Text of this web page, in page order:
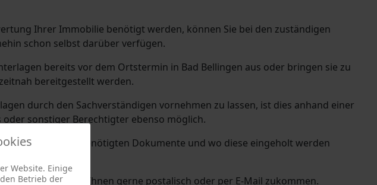
Ihrer Immobilie benötigt werden, können Sie bei den zuständigen
schon selbst darüber verfügen.
bereits vor dem Ortstermin in Bad Bellingen aus oder bringen sie zu
bereitgestellt werden.
durch den Sachverständigen vornehmen zu lassen, ist dies anhand einer
sonstiger Berechtigter ebenso möglich.
über die benötigten Dokumente und wo diese eingeholt werden
lassen wir Ihnen gerne postalisch oder per E-Mail zukommen.
Website. Einige
Betrieb der